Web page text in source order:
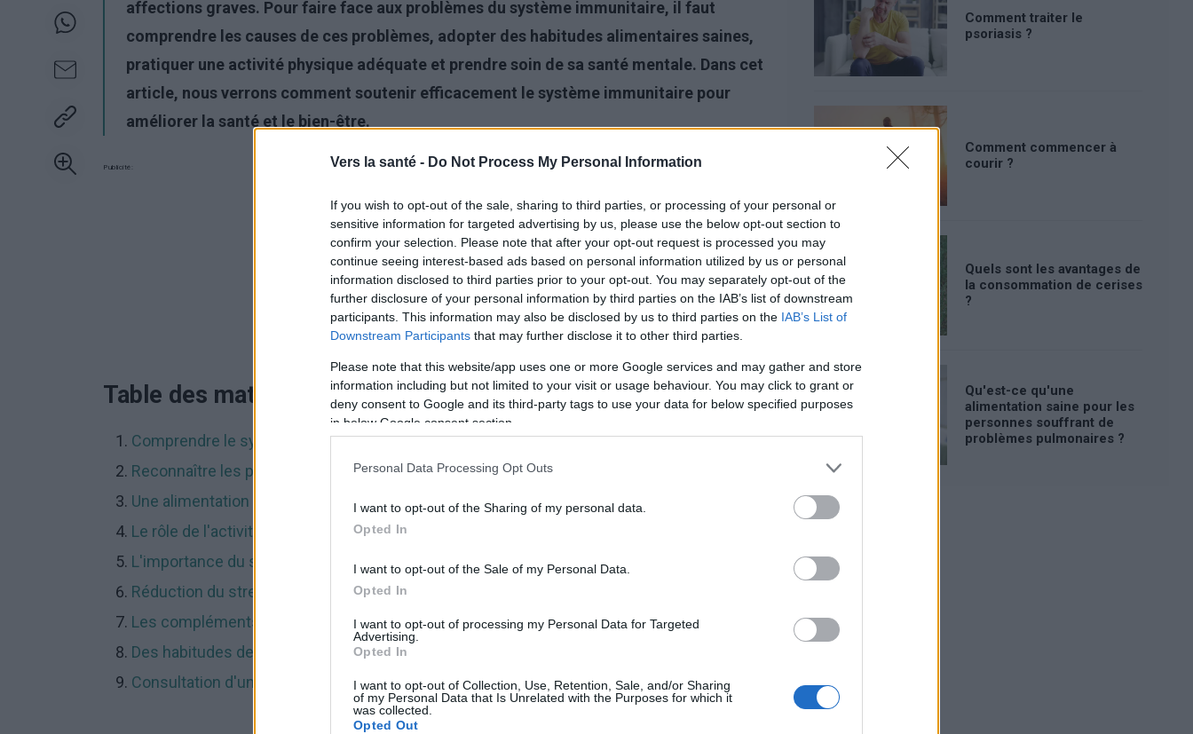
Vers la santé - Do Not Process My Personal Information
If you wish to opt-out of the sale, sharing to third parties, or processing of your personal or
sensitive information for targeted advertising by us, please use the below opt-out section to
confirm your selection. Please note that after your opt-out request is processed you may
continue seeing interest-based ads based on personal information utilized by us or personal
information disclosed to third parties prior to your opt-out. You may separately opt-out of the
further disclosure of your personal information by third parties on the IAB’s list of downstream
participants. This information may also be disclosed by us to third parties on the IAB’s List of
Downstream Participants that may further disclose it to other third parties.
Please note that this website/app uses one or more Google services and may gather and store
information including but not limited to your visit or usage behaviour. You may click to grant or
deny consent to Google and its third-party tags to use your data for below specified purposes
in below Google consent section.
Personal Data Processing Opt Outs
I want to opt-out of the Sharing of my personal data.
Opted In
I want to opt-out of the Sale of my Personal Data.
Opted In
I want to opt-out of processing my Personal Data for Targeted
Advertising.
Opted In
I want to opt-out of Collection, Use, Retention, Sale, and/or Sharing
of my Personal Data that Is Unrelated with the Purposes for which it
was collected.
Opted Out
affections graves. Pour faire face aux problèmes du système immunitaire, il faut
comprendre les causes de ces problèmes, adopter des habitudes alimentaires saines,
pratiquer une activité physique adéquate et prendre soin de sa santé mentale. Dans cet
article, nous verrons comment soutenir efficacement le système immunitaire pour
améliorer la santé et le bien-être.
Publicité:
Table des matières
Comprendre le système immunitaire
Reconnaître les problèmes immunitaires
Une alimentation saine pour soutenir l'immunité
Le rôle de l'activité physique
L'importance du sommeil
Réduction du stress
Les compléments alimentaires
Des habitudes de vie saines
Consultation d'un médecin
Comment traiter le
psoriasis ?
Comment commencer à
courir ?
Quels sont les avantages de
la consommation de cerises
?
Qu'est-ce qu'une
alimentation saine pour les
personnes souffrant de
problèmes pulmonaires ?